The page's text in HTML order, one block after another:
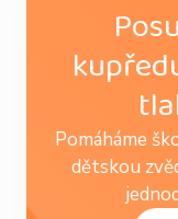
Pomáháme
dětskou